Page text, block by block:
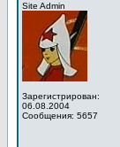
Site Admin
Зарегистрирован:
06.08.2004
Сообщения: 5657